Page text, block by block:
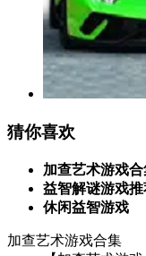
猜你喜欢
加查艺术游戏合
益智解谜游戏推
休闲益智游戏
加查艺术游戏合集